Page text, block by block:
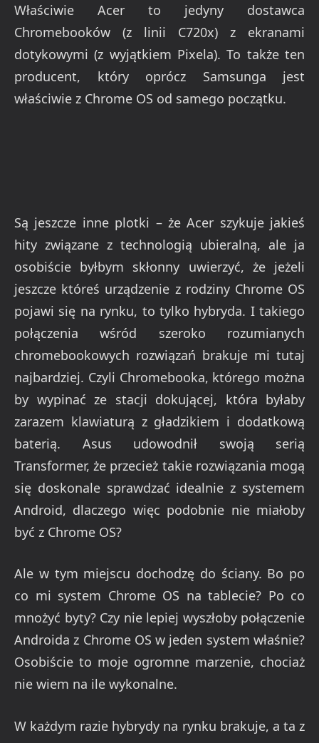
Właściwie Acer to jedyny dostawca
Chromebooków (z linii C720x) z ekranami
dotykowymi (z wyjątkiem Pixela). To także ten
producent, który oprócz Samsunga jest
właściwie z Chrome OS od samego początku.
Są jeszcze inne plotki – że Acer szykuje jakieś
hity związane z technologią ubieralną, ale ja
osobiście byłbym skłonny uwierzyć, że jeżeli
jeszcze któreś urządzenie z rodziny Chrome OS
pojawi się na rynku, to tylko hybryda. I takiego
połączenia wśród szeroko rozumianych
chromebookowych rozwiązań brakuje mi tutaj
najbardziej. Czyli Chromebooka, którego można
by wypinać ze stacji dokującej, która byłaby
zarazem klawiaturą z gładzikiem i dodatkową
baterią. Asus udowodnił swoją serią
Transformer, że przecież takie rozwiązania mogą
się doskonale sprawdzać idealnie z systemem
Android, dlaczego więc podobnie nie miałoby
być z Chrome OS?
Ale w tym miejscu dochodzę do ściany. Bo po
co mi system Chrome OS na tablecie? Po co
mnożyć byty? Czy nie lepiej wyszłoby połączenie
Androida z Chrome OS w jeden system właśnie?
Osobiście to moje ogromne marzenie, chociaż
nie wiem na ile wykonalne.
W każdym razie hybrydy na rynku brakuje, a ta z